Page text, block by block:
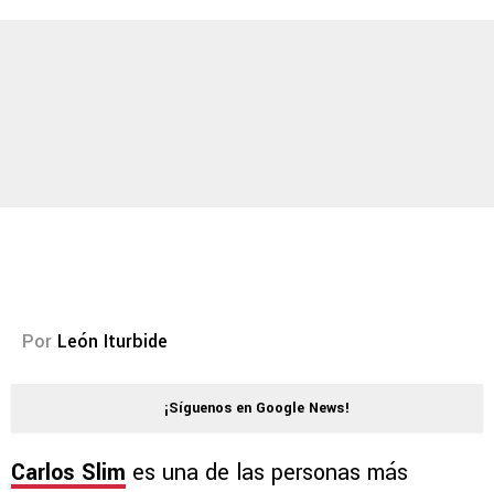
Por León Iturbide
¡Síguenos en Google News!
Carlos Slim es una de las personas más